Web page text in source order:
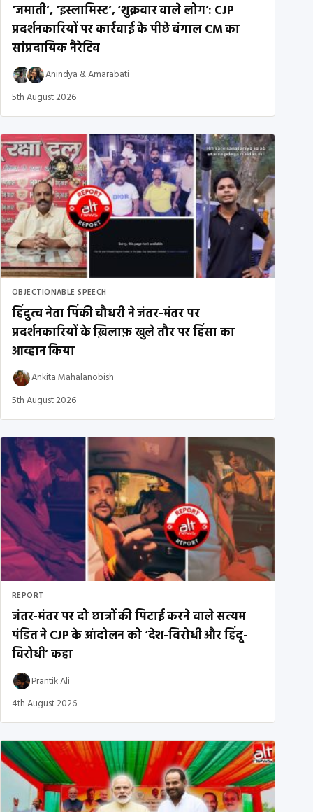
‘जमाती’, ‘इस्लामिस्ट’, ‘शुक्रवार वाले लोग’: CJP
प्रदर्शनकारियों पर कार्रवाई के पीछे बंगाल CM का
सांप्रदायिक नैरेटिव
Anindya &Amarabati
5th August 2026
OBJECTIONABLE SPEECH
हिंदुत्व नेता पिंकी चौधरी ने जंतर-मंतर पर
प्रदर्शनकारियों के ख़िलाफ़ खुले तौर पर हिंसा का
आव्हान किया
Ankita Mahalanobish
5th August 2026
REPORT
जंतर-मंतर पर दो छात्रों की पिटाई करने वाले सत्यम
पंडित ने CJP के आंदोलन को ‘देश-विरोधी और हिंदू-
विरोधी’ कहा
Prantik Ali
4th August 2026